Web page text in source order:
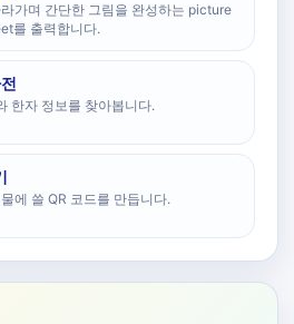
가며 간단한 그림을 완성하는 picture
를 출력합니다.
한자 정보를 찾아봅니다.
에 쓸 QR 코드를 만듭니다.